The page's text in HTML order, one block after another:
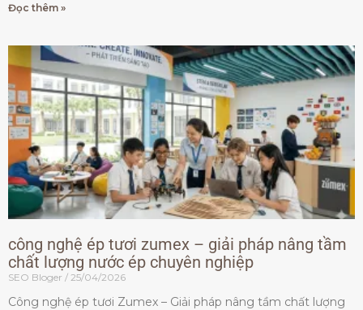
Đọc thêm »
công nghệ ép tươi zumex – giải pháp nâng tầm
chất lượng nước ép chuyên nghiệp
SEO Bloger 25/04/2026
Công nghệ ép tươi Zumex – Giải pháp nâng tầm chất lượng